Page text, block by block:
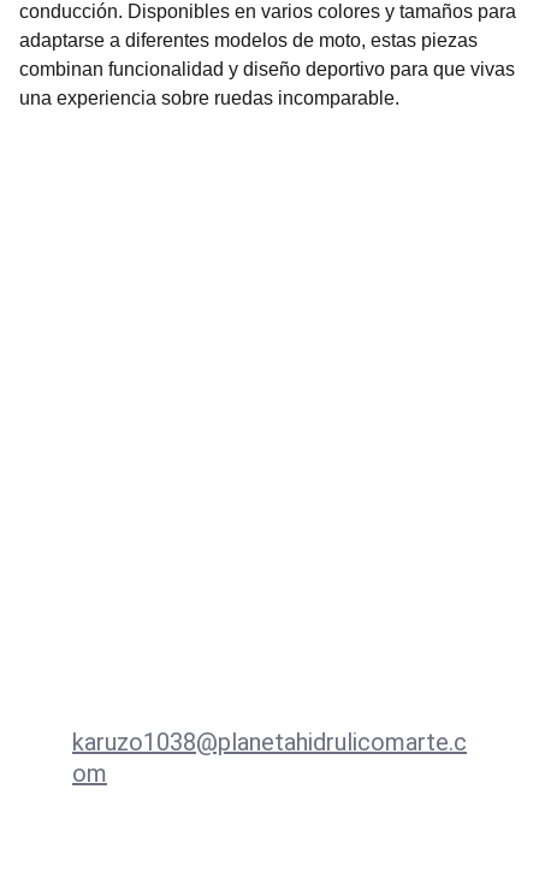
conducción. Disponibles en varios colores y tamaños para
adaptarse a diferentes modelos de moto, estas piezas
combinan funcionalidad y diseño deportivo para que vivas
una experiencia sobre ruedas incomparable.
karuzo1038@planetahidrulicomarte.c
om